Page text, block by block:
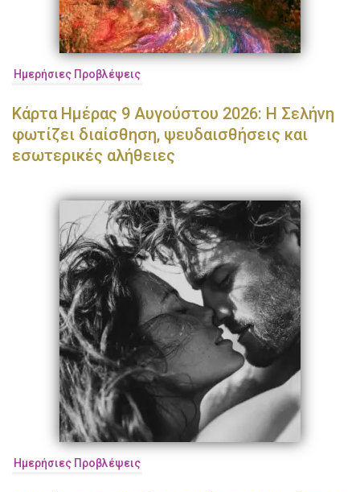
Ημερήσιες Προβλέψεις
Κάρτα Ημέρας 9 Αυγούστου 2026: Η Σελήνη
φωτίζει διαίσθηση, ψευδαισθήσεις και
εσωτερικές αλήθειες
Ημερήσιες Προβλέψεις